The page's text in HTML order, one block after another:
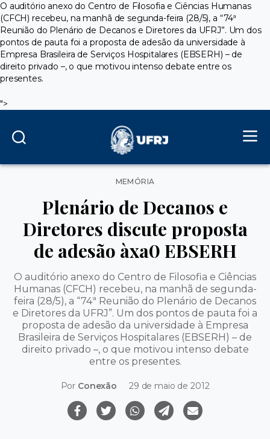
O auditório anexo do Centro de Filosofia e Ciências Humanas
(CFCH) recebeu, na manhã de segunda-feira (28/5), a “74ª
Reunião do Plenário de Decanos e Diretores da UFRJ”. Um dos
pontos de pauta foi a proposta de adesão da universidade à
Empresa Brasileira de Serviços Hospitalares (EBSERH) – de
direito privado –, o que motivou intenso debate entre os
presentes.
">
Categorias
MEMÓRIA
Plenário de Decanos e
Diretores discute proposta
de adesão àxa0 EBSERH
O auditório anexo do Centro de Filosofia e Ciências
Humanas (CFCH) recebeu, na manhã de segunda-
feira (28/5), a “74ª Reunião do Plenário de Decanos
e Diretores da UFRJ”. Um dos pontos de pauta foi a
proposta de adesão da universidade à Empresa
Brasileira de Serviços Hospitalares (EBSERH) – de
direito privado –, o que motivou intenso debate
entre os presentes.
Por Conexão 29 de maio de 2012